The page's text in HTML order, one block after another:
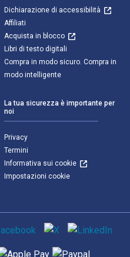
Dichiarazione di accessibilità
Affiliati
Acquista in blocco
Libri di testo digitali
Compra in modo sicuro. Compra in
modo intelligente
La tua sicurezza è importante per
noi
Privacy
Termini
Informativa sui cookie
Impostazioni cookie